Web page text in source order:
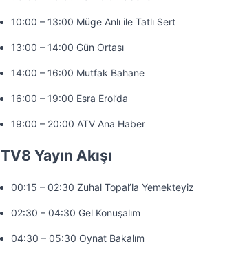
10:00 – 13:00 Müge Anlı ile Tatlı Sert
13:00 – 14:00 Gün Ortası
14:00 – 16:00 Mutfak Bahane
16:00 – 19:00 Esra Erol’da
19:00 – 20:00 ATV Ana Haber
TV8 Yayın Akışı
00:15 – 02:30 Zuhal Topal’la Yemekteyiz
02:30 – 04:30 Gel Konuşalım
04:30 – 05:30 Oynat Bakalım